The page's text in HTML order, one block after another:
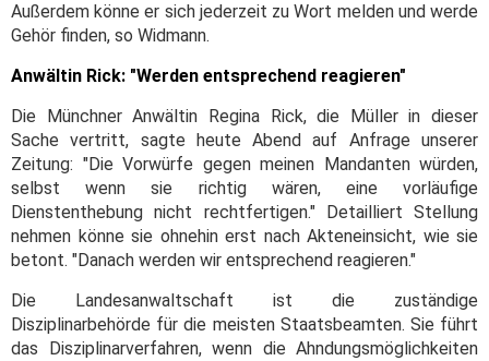
Außerdem könne er sich jederzeit zu Wort melden und werde
Gehör finden, so Widmann.
Anwältin Rick: "Werden entsprechend reagieren"
Die Münchner Anwältin Regina Rick, die Müller in dieser
Sache vertritt, sagte heute Abend auf Anfrage unserer
Zeitung: "Die Vorwürfe gegen meinen Mandanten würden,
selbst wenn sie richtig wären, eine vorläufige
Dienstenthebung nicht rechtfertigen." Detailliert Stellung
nehmen könne sie ohnehin erst nach Akteneinsicht, wie sie
betont. "Danach werden wir entsprechend reagieren."
Die Landesanwaltschaft ist die zuständige
Disziplinarbehörde für die meisten Staatsbeamten. Sie führt
das Disziplinarverfahren, wenn die Ahndungsmöglichkeiten